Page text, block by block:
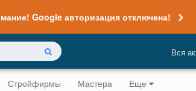
Google авторизация отключена!
Вся
Стройфирмы Мастера Еще